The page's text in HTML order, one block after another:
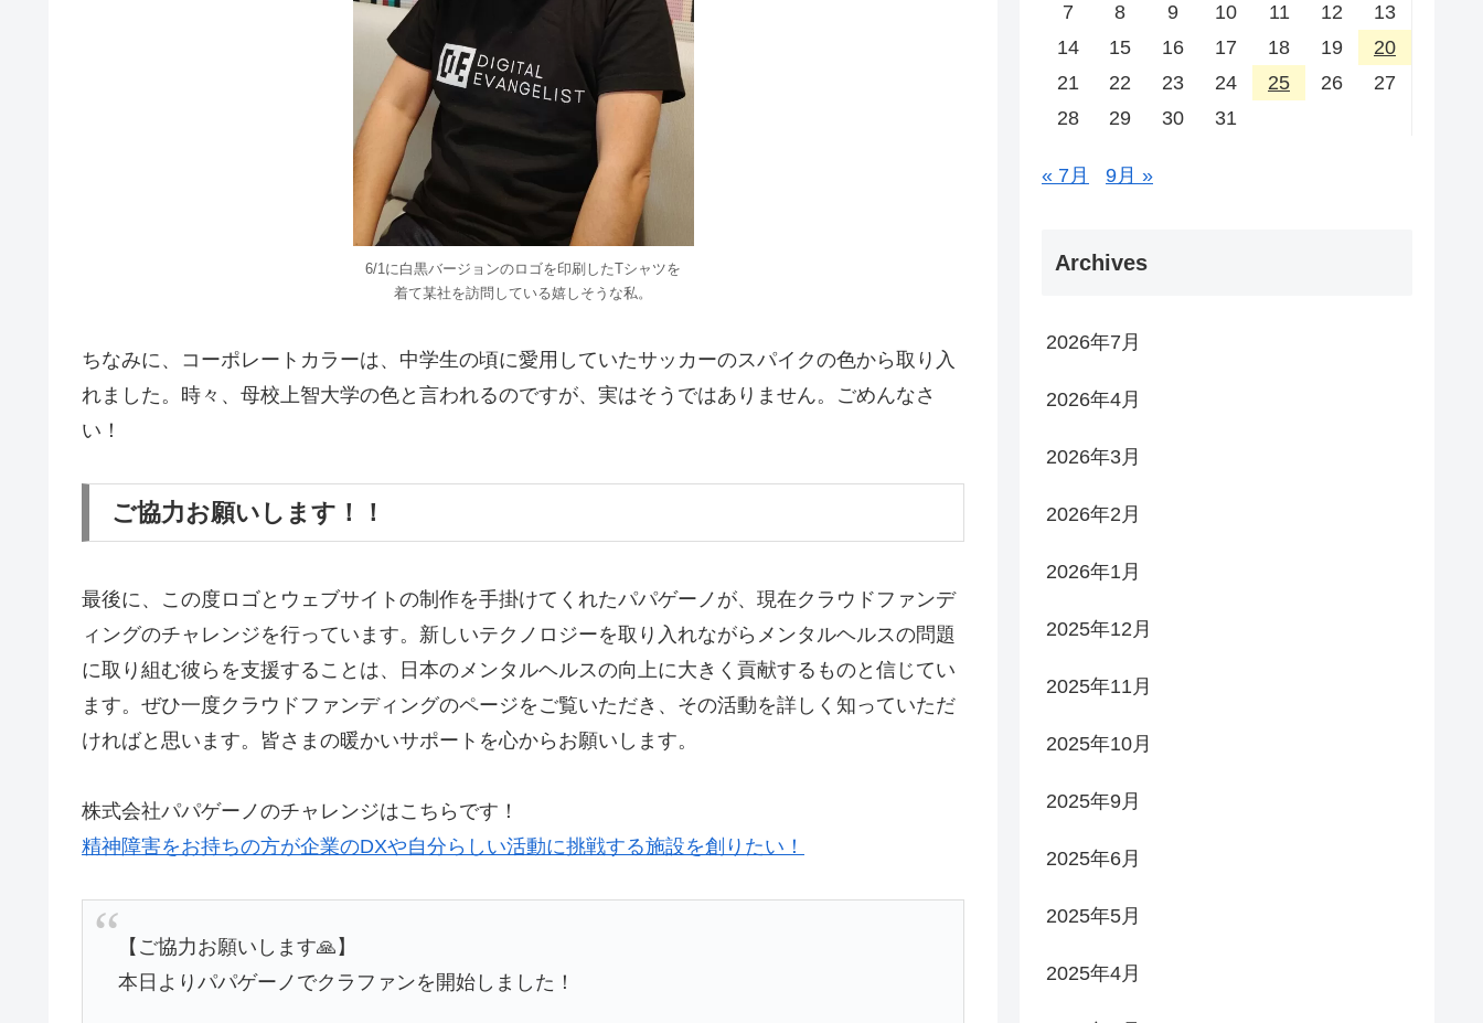
6/1に白黒バージョンのロゴを印刷したTシャツを
着て某社を訪問している嬉しそうな私。
ちなみに、コーポレートカラーは、中学生の頃に愛用していたサッカーのスパイクの色から取り入
れました。時々、母校上智大学の色と言われるのですが、実はそうではありません。ごめんなさ
い！
ご協力お願いします！！
最後に、この度ロゴとウェブサイトの制作を手掛けてくれたパパゲーノが、現在クラウドファンデ
ィングのチャレンジを行っています。新しいテクノロジーを取り入れながらメンタルヘルスの問題
に取り組む彼らを支援することは、日本のメンタルヘルスの向上に大きく貢献するものと信じてい
ます。ぜひ一度クラウドファンディングのページをご覧いただき、その活動を詳しく知っていただ
ければと思います。皆さまの暖かいサポートを心からお願いします。
株式会社パパゲーノのチャレンジはこちらです！
精神障害をお持ちの方が企業のDXや自分らしい活動に挑戦する施設を創りたい！
【ご協力お願いします🙏】
本日よりパパゲーノでクラファンを開始しました！
7
8 9 10 11 12
13
14
15 16 17 18 19
20
21
22 23 24 25 26
27
28
29 30 31
« 7月 9月 »
Archives
2026年7月
2026年4月
2026年3月
2026年2月
2026年1月
2025年12月
2025年11月
2025年10月
2025年9月
2025年6月
2025年5月
2025年4月